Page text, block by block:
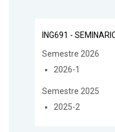
ING691 -
Semestre 2026
2026-1
Semestre 2025
2025-2